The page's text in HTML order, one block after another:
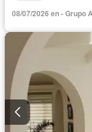
08/07/2026 en - Grupo